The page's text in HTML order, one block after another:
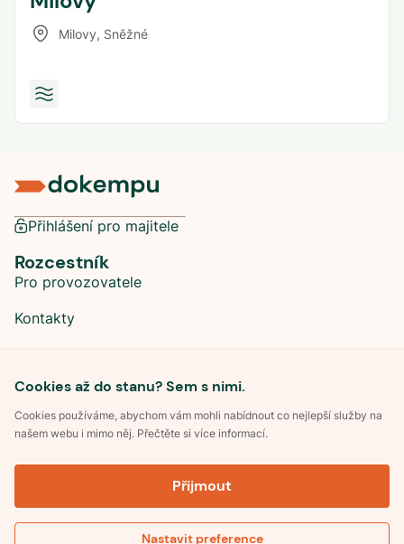
Milovy, Sněžné
Cookies až do stanu? Sem s nimi.
Cookies používáme, abychom vám mohli nabídnout co nejlepší služby na
našem webu i mimo něj. Přečtěte si více informací.
Přijmout
Nastavit preference
Přihlášení pro majitele
Rozcestník
Pro provozovatele
Kontakty
Pravidla soutěže Kemp roku